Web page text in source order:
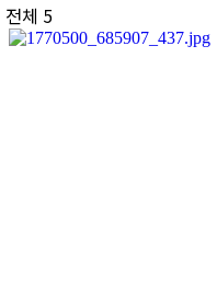
전체 5